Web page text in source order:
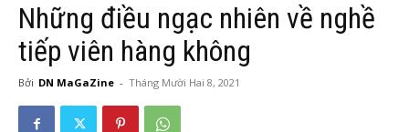
Những điều ngạc nhiên về nghề
tiếp viên hàng không
Bởi DN MaGaZine - Tháng Mười Hai 8, 2021